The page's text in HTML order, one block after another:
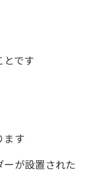
とです
ます
ーが設置された